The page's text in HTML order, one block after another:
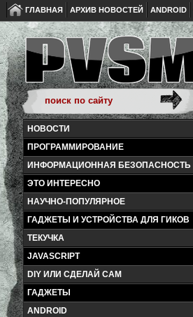
ГЛАВНАЯ АРХИВ НОВОСТЕЙ ANDROID
НОВОСТИ
ПРОГРАММИРОВАНИЕ
ИНФОРМАЦИОННАЯ БЕЗОПАСНОСТЬ
ЭТО ИНТЕРЕСНО
НАУЧНО-ПОПУЛЯРНОЕ
ГАДЖЕТЫ И УСТРОЙСТВА ДЛЯ ГИКОВ
ТЕКУЧКА
JAVASCRIPT
DIY ИЛИ СДЕЛАЙ САМ
ГАДЖЕТЫ
ANDROID